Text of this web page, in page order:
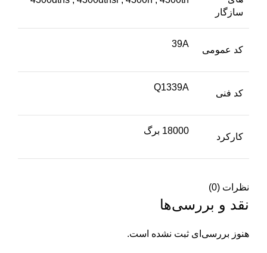
سازگار
کد عمومی
39A
کد فنی
Q1339A
کارکرد
18000 برگ
نظرات (0)
نقد و بررسی‌ها
هنوز بررسی‌ای ثبت نشده است.